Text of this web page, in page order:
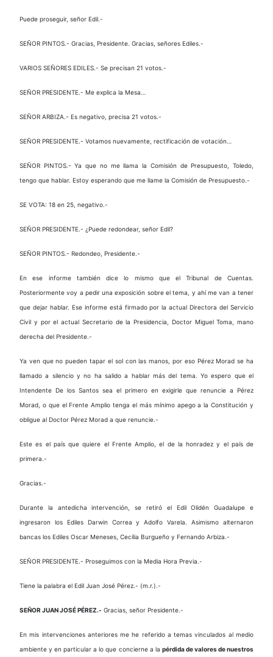
Puede proseguir, señor Edil.-
SEÑOR PINTOS.- Gracias, Presidente. Gracias, señores Ediles.-
VARIOS SEÑORES EDILES.- Se precisan 21 votos.-
SEÑOR PRESIDENTE.- Me explica la Mesa…
SEÑOR ARBIZA.- Es negativo, precisa 21 votos.-
SEÑOR PRESIDENTE.- Votamos nuevamente, rectificación de votación…
SEÑOR PINTOS.- Ya que no me llama la Comisión de Presupuesto, Toledo,
tengo que hablar. Estoy esperando que me llame la Comisión de Presupuesto.-
SE VOTA: 18 en 25, negativo.-
SEÑOR PRESIDENTE.- ¿Puede redondear, señor Edil?
SEÑOR PINTOS.- Redondeo, Presidente.-
En ese informe también dice lo mismo que el Tribunal de Cuentas.
Posteriormente voy a pedir una exposición sobre el tema, y ahí me van a tener
que dejar hablar. Ese informe está firmado por la actual Directora del Servicio
Civil y por el actual Secretario de la Presidencia, Doctor Miguel Toma, mano
derecha del Presidente.-
Ya ven que no pueden tapar el sol con las manos, por eso Pérez Morad se ha
llamado a silencio y no ha salido a hablar más del tema. Yo espero que el
Intendente De los Santos sea el primero en exigirle que renuncie a Pérez
Morad, o que el Frente Amplio tenga el más mínimo apego a la Constitución y
obligue al Doctor Pérez Morad a que renuncie.-
Este es el país que quiere el Frente Amplio, el de la honradez y el país de
primera.-
Gracias.-
Durante la antedicha intervención, se retiró el Edil Olidén Guadalupe e
ingresaron los Ediles Darwin Correa y Adolfo Varela. Asimismo alternaron
bancas los Ediles Oscar Meneses, Cecilia Burgueño y Fernando Arbiza.-
SEÑOR PRESIDENTE.- Proseguimos con la Media Hora Previa.-
Tiene la palabra el Edil Juan José Pérez.- (m.r.).-
SEÑOR JUAN JOSÉ PÉREZ.- Gracias, señor Presidente.-
En mis intervenciones anteriores me he referido a temas vinculados al medio
ambiente y en particular a lo que concierne a la pérdida de valores de nuestros